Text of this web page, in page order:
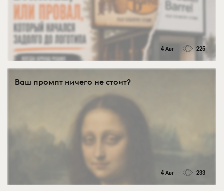
4 Авг 225
Ваш промпт ничего не стоит?
4 Авг 233